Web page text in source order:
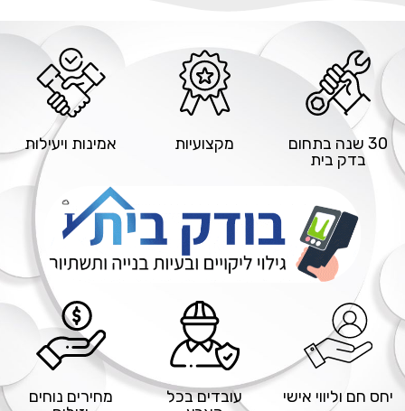
30 שנה בתחום
בדק בית
מקצועיות אמינות ויעילות
יחס חם וליווי אישי
עובדים בכל
מחירים נוחים